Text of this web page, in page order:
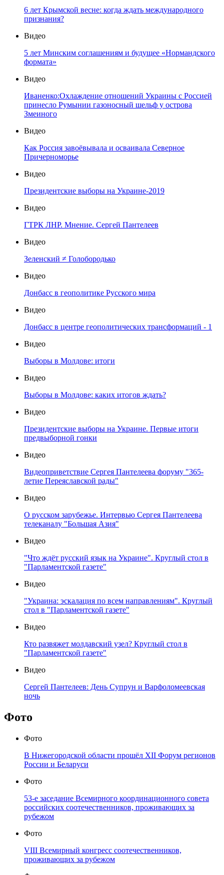
6 лет Крымской весне: когда ждать международного
признания?
Видео
5 лет Минским соглашениям и будущее «Нормандского
формата»
Видео
Иваненко:Охлаждение отношений Украины с Россией
принесло Румынии газоносный шельф у острова
Змеиного
Видео
Как Россия завоёвывала и осваивала Северное
Причерноморье
Видео
Президентские выборы на Украине-2019
Видео
ГТРК ЛНР. Мнение. Сергей Пантелеев
Видео
Зеленский ≠ Голобородько
Видео
Донбасс в геополитике Русского мира
Видео
Донбасс в центре геополитических трансформаций - 1
Видео
Выборы в Молдове: итоги
Видео
Выборы в Молдове: каких итогов ждать?
Видео
Президентские выборы на Украине. Первые итоги
предвыборной гонки
Видео
Видеоприветствие Сергея Пантелеева форуму "365-
летие Переяславской рады"
Видео
О русском зарубежье. Интервью Сергея Пантелеева
телеканалу "Большая Азия"
Видео
"Что ждёт русский язык на Украине". Круглый стол в
"Парламентской газете"
Видео
"Украина: эскалация по всем направлениям". Круглый
стол в "Парламентской газете"
Видео
Кто развяжет молдавский узел? Круглый стол в
"Парламентской газете"
Видео
Сергей Пантелеев: День Супрун и Варфоломеевская
ночь
Фото
Фото
В Нижегородской области прошёл XII Форум регионов
России и Беларуси
Фото
53-е заседание Всемирного координационного совета
российских соотечественников, проживающих за
рубежом
Фото
VIII Всемирный конгресс соотечественников,
проживающих за рубежом